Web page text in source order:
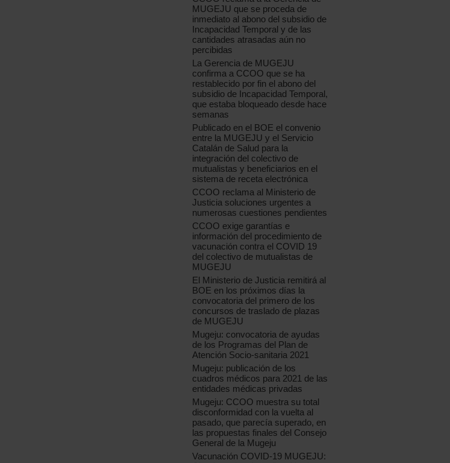
MUGEJU que se proceda de
inmediato al abono del subsidio de
Incapacidad Temporal y de las
cantidades atrasadas aún no
percibidas
La Gerencia de MUGEJU
confirma a CCOO que se ha
restablecido por fin el abono del
subsidio de Incapacidad Temporal,
que estaba bloqueado desde hace
semanas
Publicado en el BOE el convenio
entre la MUGEJU y el Servicio
Catalán de Salud para la
integración del colectivo de
mutualistas y beneficiarios en el
sistema de receta electrónica
CCOO reclama al Ministerio de
Justicia soluciones urgentes a
numerosas cuestiones pendientes
CCOO exige garantías e
información del procedimiento de
vacunación contra el COVID 19
del colectivo de mutualistas de
MUGEJU
El Ministerio de Justicia remitirá al
BOE en los próximos días la
convocatoria del primero de los
concursos de traslado de plazas
de MUGEJU
Mugeju: convocatoria de ayudas
de los Programas del Plan de
Atención Socio-sanitaria 2021
Mugeju: publicación de los
cuadros médicos para 2021 de las
entidades médicas privadas
Mugeju: CCOO muestra su total
disconformidad con la vuelta al
pasado, que parecía superado, en
las propuestas finales del Consejo
General de la Mugeju
Vacunación COVID-19 MUGEJU: